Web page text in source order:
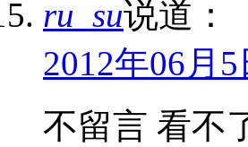
ru_su说道：
2012年06月
不留言 看不